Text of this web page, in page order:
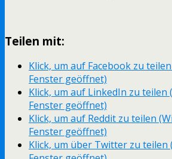
Teilen mit:
Klick, um auf Facebook zu
Fenster geöffnet)
Klick, um auf LinkedIn zu teilen
Fenster geöffnet)
Klick, um auf Reddit zu teilen
Fenster geöffnet)
Klick, um über Twitter zu teilen